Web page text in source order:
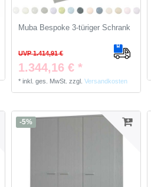
Muba Bespoke 3-türiger Schrank
UVP 1.414,91 €
1.344,16 € *
*inkl. ges. MwSt. zzgl.Versandkosten
-5%